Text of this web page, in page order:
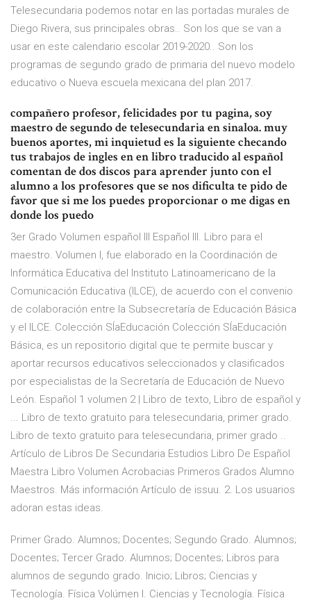
Telesecundaria podemos notar en las portadas murales de
Diego Rivera, sus principales obras.. Son los que se van a
usar en este calendario escolar 2019-2020.. Son los
programas de segundo grado de primaria del nuevo modelo
educativo o Nueva escuela mexicana del plan 2017.
compañero profesor, felicidades por tu pagina, soy
maestro de segundo de telesecundaria en sinaloa. muy
buenos aportes, mi inquietud es la siguiente checando
tus trabajos de ingles en en libro traducido al español
comentan de dos discos para aprender junto con el
alumno a los profesores que se nos dificulta te pido de
favor que si me los puedes proporcionar o me digas en
donde los puedo
3er Grado Volumen español III Español III. Libro para el
maestro. Volumen I, fue elaborado en la Coordinación de
Informática Educativa del Instituto Latinoamericano de la
Comunicación Educativa (ILCE), de acuerdo con el convenio
de colaboración entre la Subsecretaría de Educación Básica
y el ILCE. Colección SÍaEducación Colección SÍaEducación
Básica, es un repositorio digital que te permite buscar y
aportar recursos educativos seleccionados y clasificados
por especialistas de la Secretaría de Educación de Nuevo
León. Español 1 volumen 2 | Libro de texto, Libro de español y
... Libro de texto gratuito para telesecundaria, primer grado.
Libro de texto gratuito para telesecundaria, primer grado ..
Artículo de Libros De Secundaria Estudios Libro De Español
Maestra Libro Volumen Acrobacias Primeros Grados Alumno
Maestros. Más información Artículo de issuu. 2. Los usuarios
adoran estas ideas.
Primer Grado. Alumnos; Docentes; Segundo Grado. Alumnos;
Docentes; Tercer Grado. Alumnos; Docentes; Libros para
alumnos de segundo grado. Inicio; Libros; Ciencias y
Tecnología. Física Volúmen I. Ciencias y Tecnología. Física